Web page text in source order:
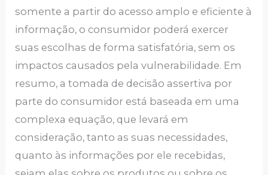
somente a partir do acesso amplo e eficiente à
informação, o consumidor poderá exercer
suas escolhas de forma satisfatória, sem os
impactos causados pela vulnerabilidade. Em
resumo, a tomada de decisão assertiva por
parte do consumidor está baseada em uma
complexa equação, que levará em
consideração, tanto as suas necessidades,
quanto às informações por ele recebidas,